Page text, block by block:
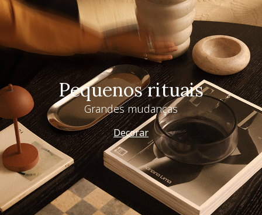
Pequenos rituais
Grandes mudanças
Decorar